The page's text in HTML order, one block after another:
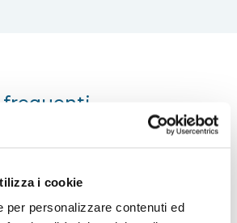
i cookie
per personalizzare contenuti ed
frequenti
offre una vasta gamma di
cui radiologia, ecografia,